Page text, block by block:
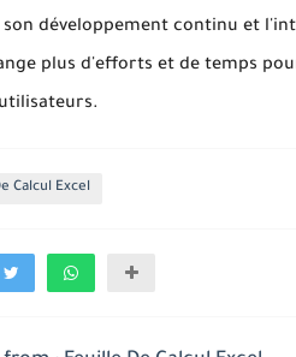
développement continu et
plus d'efforts et de temps
Calcul Excel